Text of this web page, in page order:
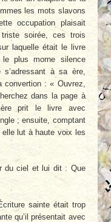
les mots slavons
occupation plaisait
soirée, ces trois
laquelle était le livre
plus morne silence
à sa ère,
convertion : « Ouvrez,
dans la page à
prit le livre avec
; ensuite, comptant
elle lut à haute voix les
du ciel et lui dit : Que
sainte était trop
qu’il présentait avec